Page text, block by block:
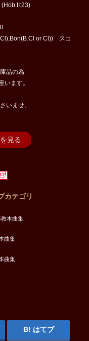
or Cl)) スコ
品の為
います。
いませ。
見る
カテゴリ
本曲集
曲集
曲集
はてブ